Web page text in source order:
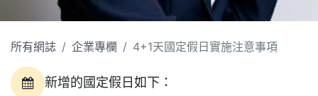
所有網誌 企業專欄 4+1天國定假日實施注意事項
新增的國定假日如下：